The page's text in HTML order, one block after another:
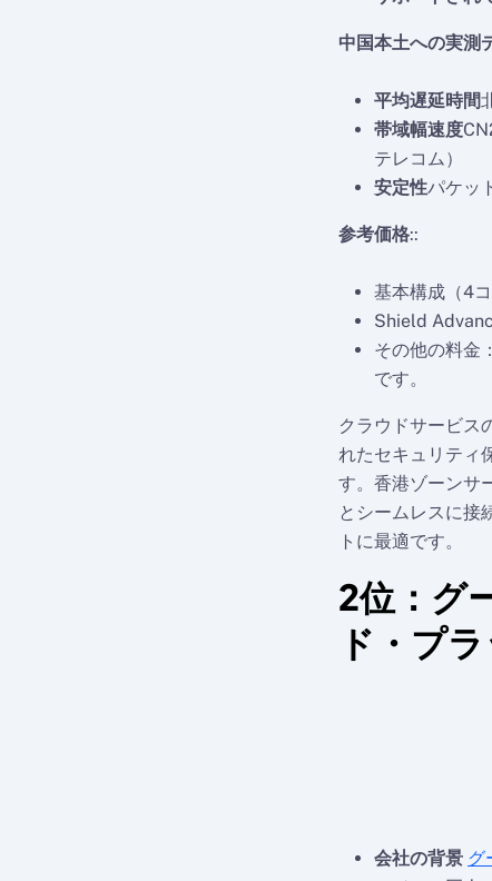
中国本土への実測
平均遅延時間
帯域幅速度
テレコム）
安定性パケッ
参考価格::
基本構成（4
Shield
その他の料金
です。
クラウドサービス
れたセキュリティ
す。香港ゾーンサ
とシームレスに接
トに最適です。
2位：グ
ド・プ
会社の背景 グ